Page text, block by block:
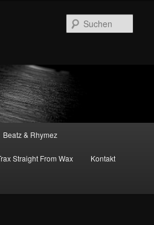
Beatz & Rhymez
Straight From Wax Kontakt